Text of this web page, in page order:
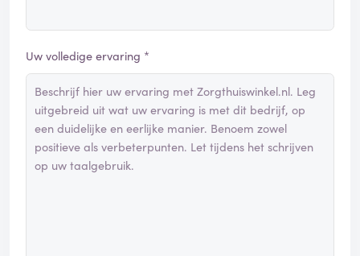
Uw volledige ervaring *